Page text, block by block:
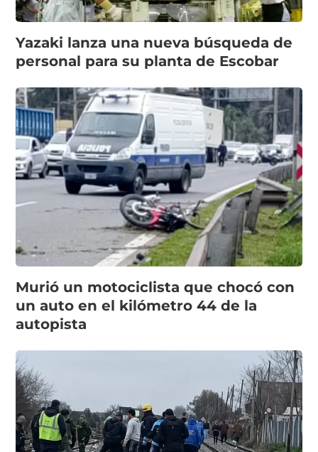
Yazaki lanza una nueva búsqueda de
personal para su planta de Escobar
Murió un motociclista que chocó con
un auto en el kilómetro 44 de la
autopista